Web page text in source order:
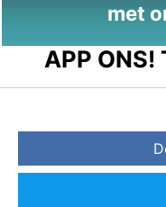
met
APP ONS!